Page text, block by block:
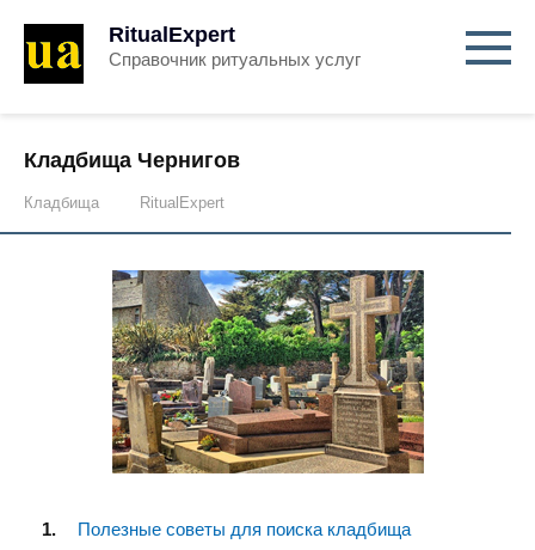
RitualExpert
Справочник ритуальных услуг
Кладбища Чернигов
Кладбища RitualExpert
Полезные советы для поиска кладбища